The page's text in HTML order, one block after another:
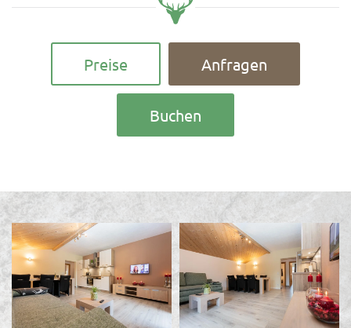
Preise Anfragen
Buchen